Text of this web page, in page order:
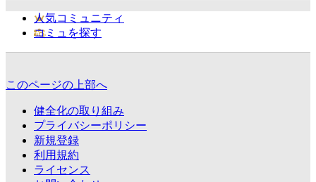
人気コミュニティ
コミュを探す
このページの上部へ
健全化の取り組み
プライバシーポリシー
新規登録
利用規約
ライセンス